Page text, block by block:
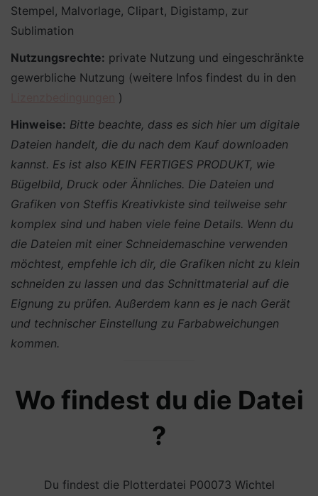
Stempel, Malvorlage, Clipart, Digistamp, zur
Sublimation
Nutzungsrechte: private Nutzung und eingeschränkte
gewerbliche Nutzung (weitere Infos findest du in den
)
Hinweise: Bitte beachte, dass es sich hier um digitale
Dateien handelt, die du nach dem Kauf downloaden
kannst. Es ist also KEIN FERTIGES PRODUKT, wie
Bügelbild, Druck oder Ähnliches. Die Dateien und
Grafiken von Steffis Kreativkiste sind teilweise sehr
komplex sind und haben viele feine Details. Wenn du
die Dateien mit einer Schneidemaschine verwenden
möchtest, empfehle ich dir, die Grafiken nicht zu klein
schneiden zu lassen und das Schnittmaterial auf die
Eignung zu prüfen. Außerdem kann es je nach Gerät
und technischer Einstellung zu Farbabweichungen
kommen.
Wo findest du die Datei
?
Du findest die Plotterdatei P00073 Wichtel